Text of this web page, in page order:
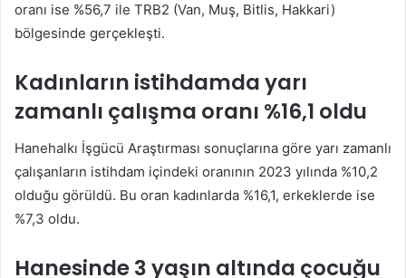
oranı ise %56,7 ile TRB2 (Van, Muş, Bitlis, Hakkari)
bölgesinde gerçekleşti.
Kadınların istihdamda yarı
zamanlı çalışma oranı %16,1 oldu
Hanehalkı İşgücü Araştırması sonuçlarına göre yarı zamanlı
çalışanların istihdam içindeki oranının 2023 yılında %10,2
olduğu görüldü. Bu oran kadınlarda %16,1, erkeklerde ise
%7,3 oldu.
Hanesinde 3 yaşın altında çocuğu